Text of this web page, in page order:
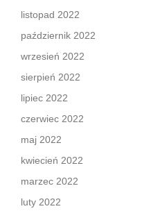
listopad 2022
październik 2022
wrzesień 2022
sierpień 2022
lipiec 2022
czerwiec 2022
maj 2022
kwiecień 2022
marzec 2022
luty 2022